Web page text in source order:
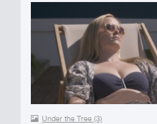
Under the Tree (3)